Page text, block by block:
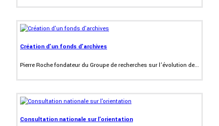
Création d'un fonds d'archives
Pierre Roche fondateur du Groupe de recherches sur l’évolution de...
Consultation nationale sur l'orientation